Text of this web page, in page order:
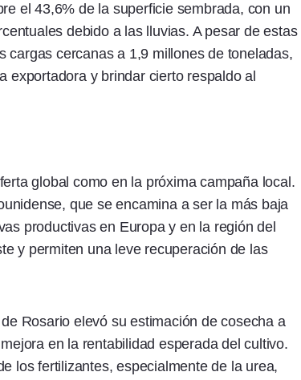
el 43,6% de la superficie sembrada, con un
debido a las lluvias. A pesar de estas
cargas cercanas a 1,9 millones de toneladas,
exportadora y brindar cierto respaldo al
global como en la próxima campaña local.
que se encamina a ser la más baja
productivas en Europa y en la región del
y permiten una leve recuperación de las
Rosario elevó su estimación de cosecha a
en la rentabilidad esperada del cultivo.
los fertilizantes, especialmente de la urea,